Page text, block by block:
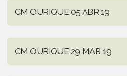
CM OURIQUE 05 ABR 19
CM OURIQUE 29 MAR 19